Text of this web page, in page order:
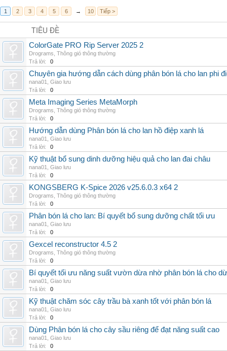
1 2 3 4 5 6 → 10 Tiếp >
TIÊU ĐỀ
ColorGate PRO Rip Server 2025 2
Drograms Thông gió thông thường
Trả lời:
0
Chuyên gia hướng dẫn cách dùng phân bón lá cho lan phi
nana01
Giao lưu
Trả lời:
0
Meta Imaging Series MetaMorph
Drograms Thông gió thông thường
Trả lời:
0
Hướng dẫn dùng Phân bón lá cho lan hồ điệp xanh lá
nana01
Giao lưu
Trả lời:
0
Kỹ thuật bổ sung dinh dưỡng hiệu quả cho lan đai châu
nana01
Giao lưu
Trả lời:
0
KONGSBERG K-Spice 2026 v25.6.0.3 x64 2
Drograms Thông gió thông thường
Trả lời:
0
Phân bón lá cho lan: Bí quyết bổ sung dưỡng chất tối ưu
nana01
Giao lưu
Trả lời:
0
Gexcel reconstructor 4.5 2
Drograms Thông gió thông thường
Trả lời:
0
Bí quyết tối ưu năng suất vườn dừa nhờ phân bón lá cho
nana01
Giao lưu
Trả lời:
0
Kỹ thuật chăm sóc cây trầu bà xanh tốt với phân bón lá
nana01
Giao lưu
Trả lời:
0
Dùng Phân bón lá cho cây sầu riêng để đạt năng suất cao
nana01
Giao lưu
Trả lời:
0